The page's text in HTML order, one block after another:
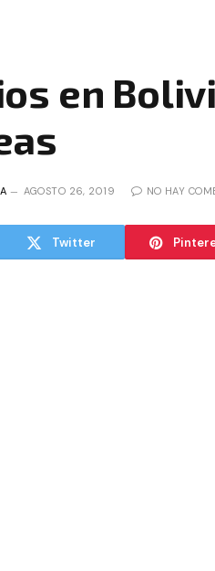
en
AGOSTO 26, 2019 NO HAY
Twitter